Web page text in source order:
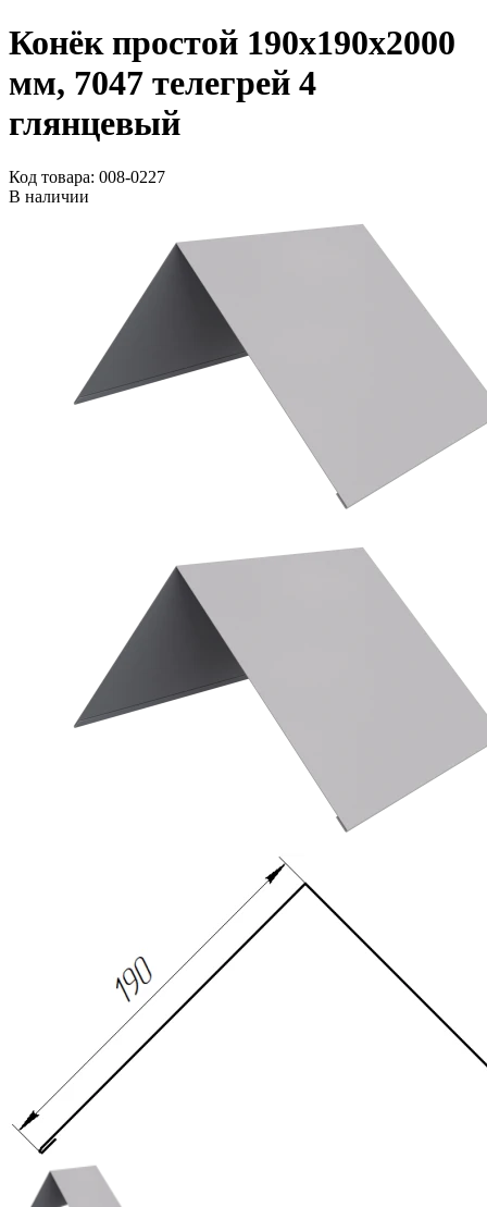
Конёк простой 190x190x2000
мм, 7047 телегрей 4
глянцевый
Код товара: 008-0227
В наличии